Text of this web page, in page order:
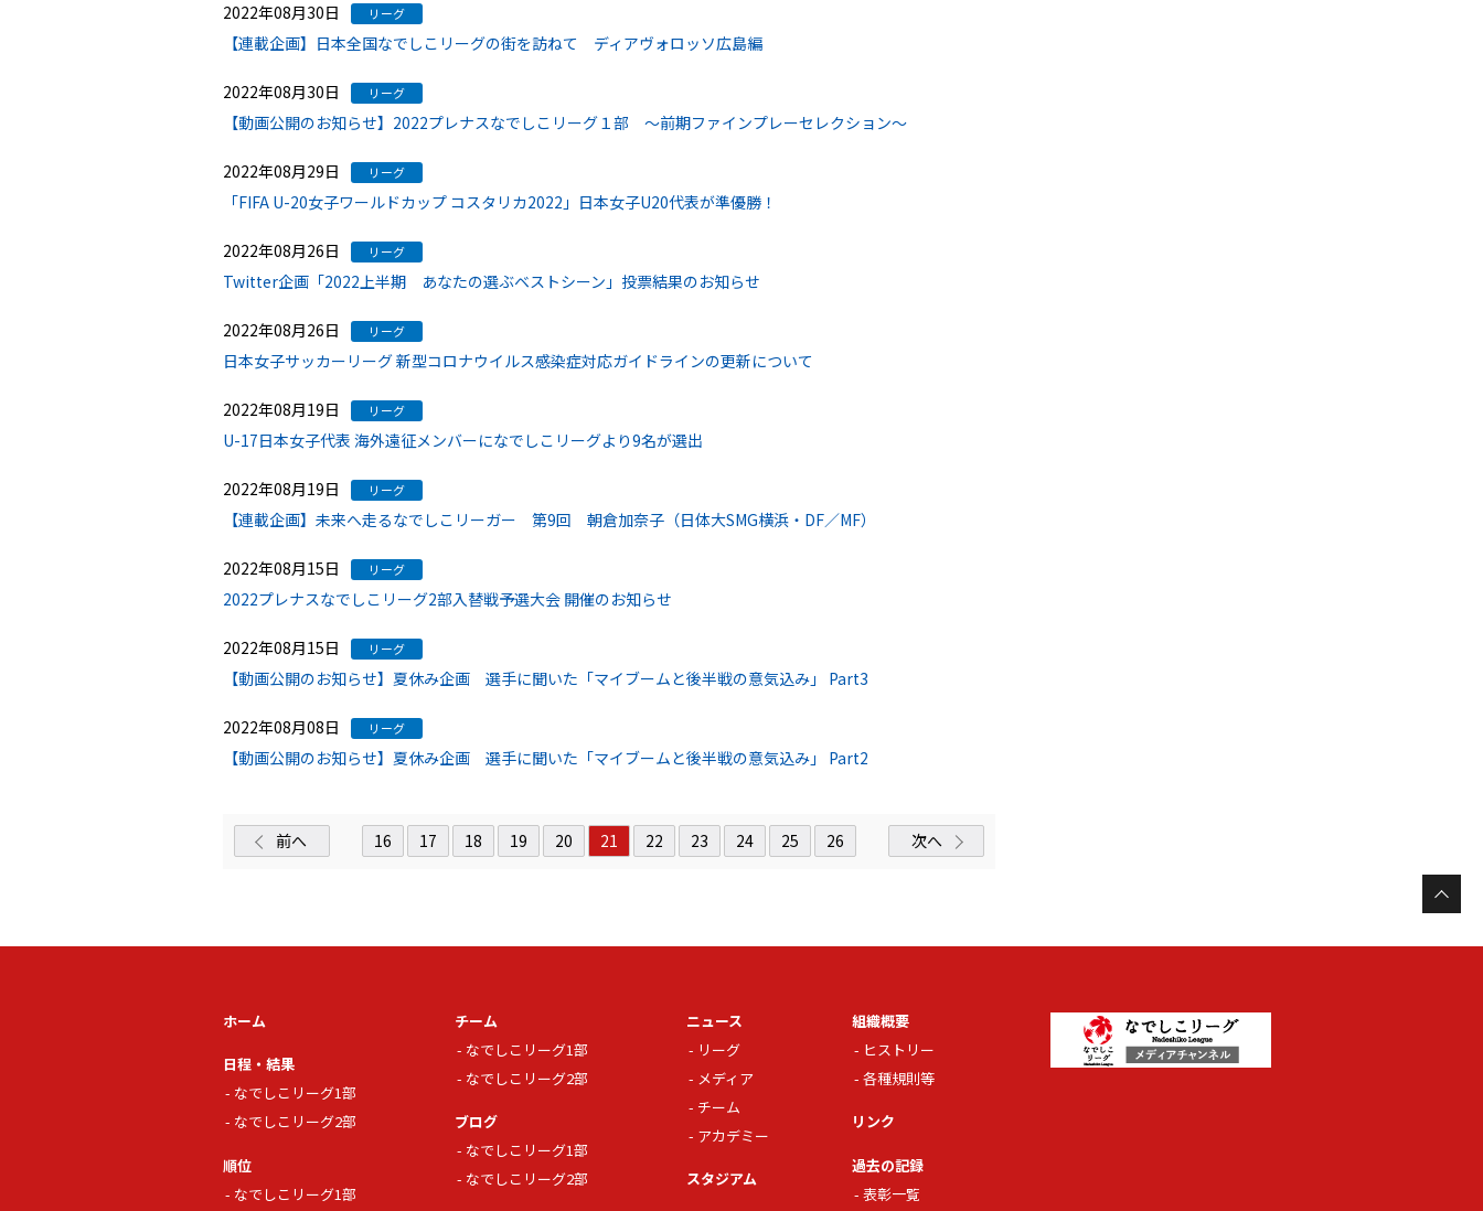
2022年08月30日 リーグ
【連載企画】日本全国なでしこリーグの街を訪ねて ディアヴォロッソ広島編
2022年08月30日 リーグ
【動画公開のお知らせ】2022プレナスなでしこリーグ１部 ～前期ファインプレーセレクション～
2022年08月29日 リーグ
「FIFA U-20女子ワールドカップ コスタリカ2022」日本女子U20代表が準優勝！
2022年08月26日 リーグ
Twitter企画「2022上半期 あなたの選ぶベストシーン」投票結果のお知らせ
2022年08月26日 リーグ
日本女子サッカーリーグ 新型コロナウイルス感染症対応ガイドラインの更新について
2022年08月19日 リーグ
U-17日本女子代表 海外遠征メンバーになでしこリーグより9名が選出
2022年08月19日 リーグ
【連載企画】未来へ走るなでしこリーガー 第9回 朝倉加奈子（日体大SMG横浜・DF／MF）
2022年08月15日 リーグ
2022プレナスなでしこリーグ2部入替戦予選大会 開催のお知らせ
2022年08月15日 リーグ
【動画公開のお知らせ】夏休み企画 選手に聞いた「マイブームと後半戦の意気込み」 Part3
2022年08月08日 リーグ
【動画公開のお知らせ】夏休み企画 選手に聞いた「マイブームと後半戦の意気込み」 Part2
前へ 16 17 18 19 20 21 22 23 24 25 26 次へ
ホーム
日程・結果
なでしこリーグ1部
なでしこリーグ2部
順位
なでしこリーグ1部
チーム
なでしこリーグ1部
なでしこリーグ2部
ブログ
なでしこリーグ1部
なでしこリーグ2部
ニュース
リーグ
メディア
チーム
アカデミー
スタジアム
組織概要
ヒストリー
各種規則等
リンク
過去の記録
表彰一覧